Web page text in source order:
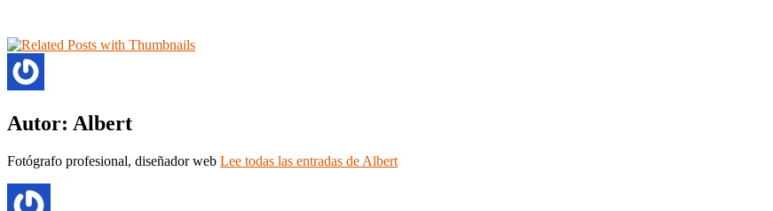
Autor: Albert
Fotógrafo profesional, diseñador web Lee todas las entradas de Albert